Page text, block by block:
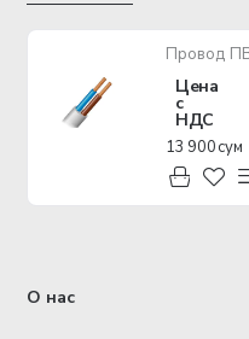
Цена
с
НДС
13 900 сум
О нас